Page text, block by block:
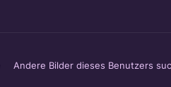
Andere Bilder dieses Benutzers